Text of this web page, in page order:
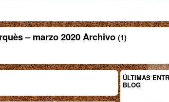
– marzo 2020 Archivo (1)
ÚLTIMAS
BLOG